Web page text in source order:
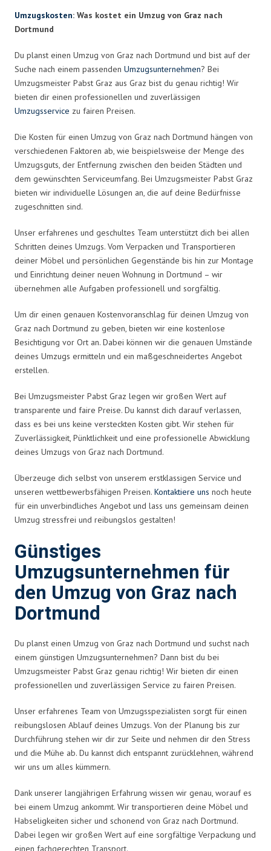
Umzugskosten: Was kostet ein Umzug von Graz nach
Dortmund
Du planst einen Umzug von Graz nach Dortmund und bist auf der
Suche nach einem passenden Umzugsunternehmen? Bei
Umzugsmeister Pabst Graz aus Graz bist du genau richtig! Wir
bieten dir einen professionellen und zuverlässigen
Umzugsservice zu fairen Preisen.
Die Kosten für einen Umzug von Graz nach Dortmund hängen von
verschiedenen Faktoren ab, wie beispielsweise der Menge des
Umzugsguts, der Entfernung zwischen den beiden Städten und
dem gewünschten Serviceumfang. Bei Umzugsmeister Pabst Graz
bieten wir individuelle Lösungen an, die auf deine Bedürfnisse
zugeschnitten sind.
Unser erfahrenes und geschultes Team unterstützt dich bei allen
Schritten deines Umzugs. Vom Verpacken und Transportieren
deiner Möbel und persönlichen Gegenstände bis hin zur Montage
und Einrichtung deiner neuen Wohnung in Dortmund – wir
übernehmen alle Aufgaben professionell und sorgfältig.
Um dir einen genauen Kostenvoranschlag für deinen Umzug von
Graz nach Dortmund zu geben, bieten wir eine kostenlose
Besichtigung vor Ort an. Dabei können wir die genauen Umstände
deines Umzugs ermitteln und ein maßgeschneidertes Angebot
erstellen.
Bei Umzugsmeister Pabst Graz legen wir großen Wert auf
transparente und faire Preise. Du kannst dich darauf verlassen,
dass es bei uns keine versteckten Kosten gibt. Wir stehen für
Zuverlässigkeit, Pünktlichkeit und eine professionelle Abwicklung
deines Umzugs von Graz nach Dortmund.
Überzeuge dich selbst von unserem erstklassigen Service und
unseren wettbewerbsfähigen Preisen. Kontaktiere uns noch heute
für ein unverbindliches Angebot und lass uns gemeinsam deinen
Umzug stressfrei und reibungslos gestalten!
Günstiges
Umzugsunternehmen für
den Umzug von Graz nach
Dortmund
Du planst einen Umzug von Graz nach Dortmund und suchst nach
einem günstigen Umzugsunternehmen? Dann bist du bei
Umzugsmeister Pabst Graz genau richtig! Wir bieten dir einen
professionellen und zuverlässigen Service zu fairen Preisen.
Unser erfahrenes Team von Umzugsspezialisten sorgt für einen
reibungslosen Ablauf deines Umzugs. Von der Planung bis zur
Durchführung stehen wir dir zur Seite und nehmen dir den Stress
und die Mühe ab. Du kannst dich entspannt zurücklehnen, während
wir uns um alles kümmern.
Dank unserer langjährigen Erfahrung wissen wir genau, worauf es
bei einem Umzug ankommt. Wir transportieren deine Möbel und
Habseligkeiten sicher und schonend von Graz nach Dortmund.
Dabei legen wir großen Wert auf eine sorgfältige Verpackung und
einen fachgerechten Transport.